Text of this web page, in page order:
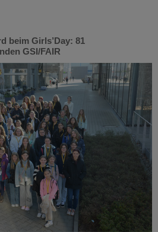
beim Girls’Day: 81
GSI/FAIR